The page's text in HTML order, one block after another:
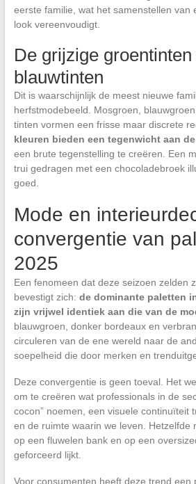
eerste familie, wat het samenstellen van
look vereenvoudigt.
De grijzige groentinten
blauwtinten
Dit is waarschijnlijk de meest nieuwe
herfstmodebeeld. Mosgroen,
tinten vormen een frisse maar discrete
kleuren bieden een tegenwicht aan
een brute tegenstelling te creëren. Een
trui gedragen met een chocoladebroek
goed.
Mode en
convergentie van
2025
Een fenomeen dat deze seizoen zelden
bevestigt zich: de dominante paletten
zijn vrijwel identiek aan die van de
blauwgroen, donker bordeaux en
circuleren van de ene wereld naar de
soepelheid die door merken en
Deze convergentie is geen toeval. Het
om te creëren wat professionals in de
cocon” noemen, een visuele continuïteit
en de ruimte waarin we leven. Hetzelfde
op een fluwelen bank en op een
geforceerd lijkt.
Voor consumenten heeft deze trend een